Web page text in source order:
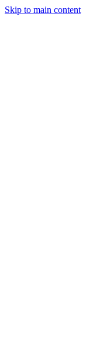
Skip to main content